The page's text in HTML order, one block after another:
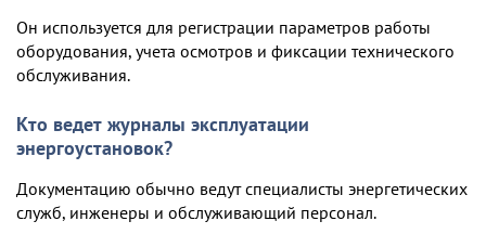
Он используется для регистрации параметров работы
оборудования, учета осмотров и фиксации технического
обслуживания.
Кто ведет журналы эксплуатации
энергоустановок?
Документацию обычно ведут специалисты энергетических
служб, инженеры и обслуживающий персонал.